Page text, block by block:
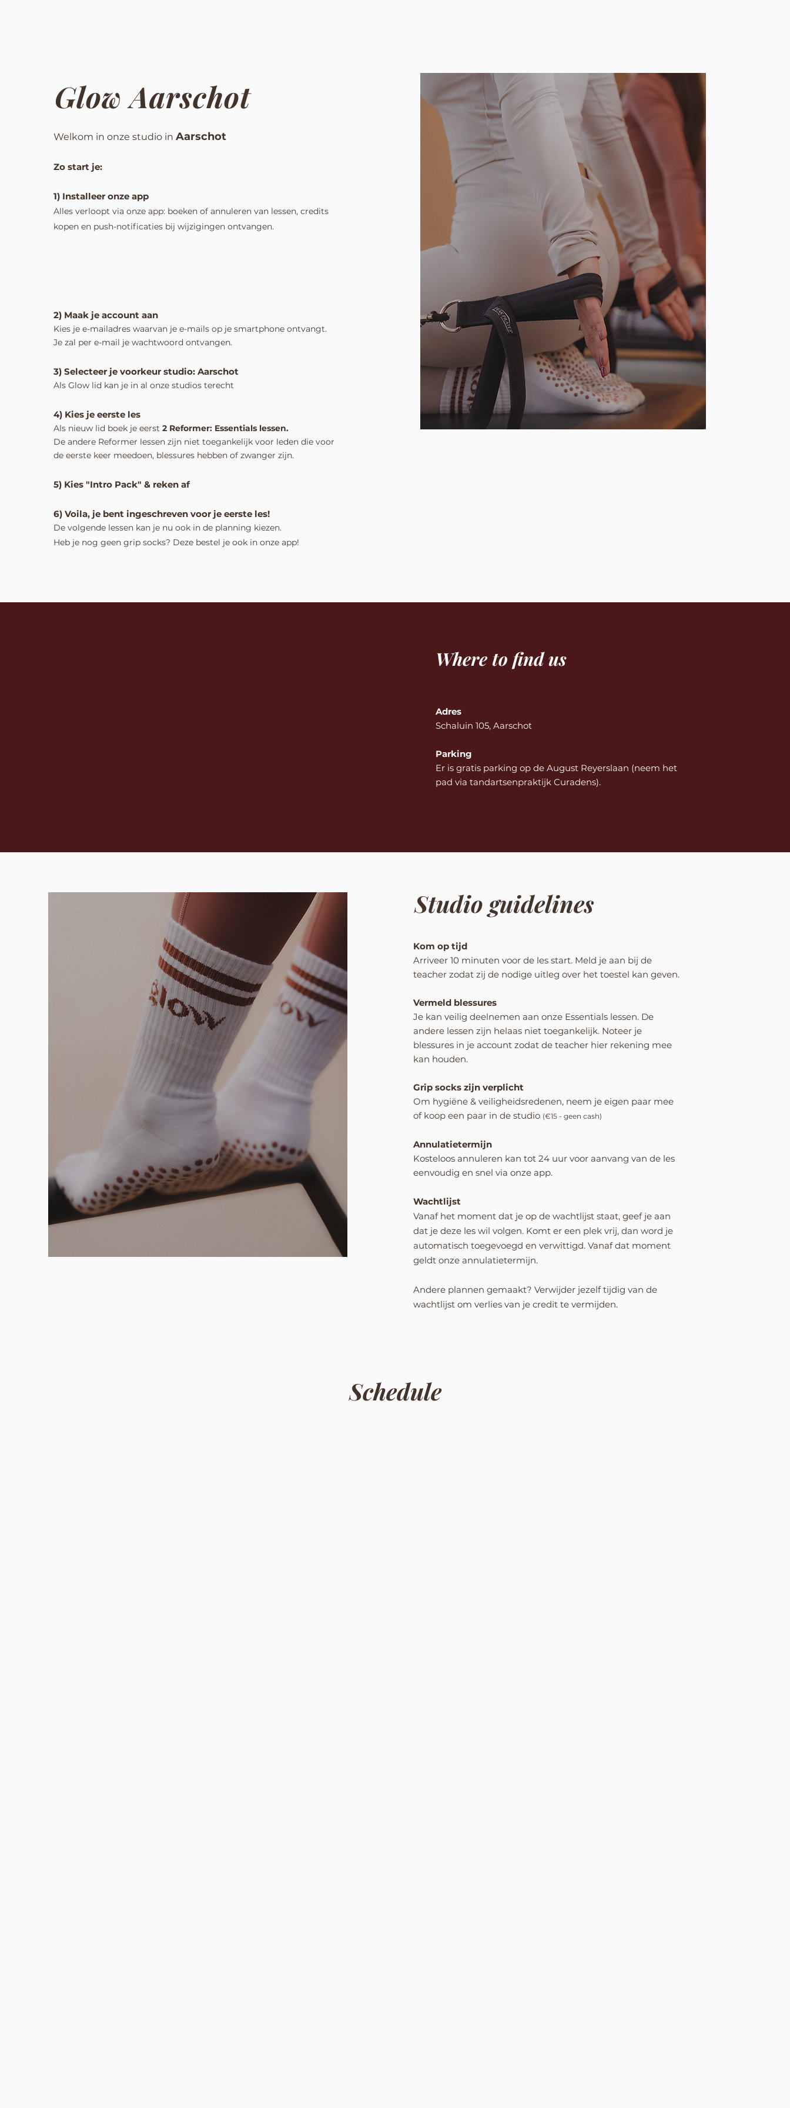
Glow Aarschot
Welkom in onze studio in Aarschot
Zo start je:
1) Installeer onze app
Alles verloopt via onze app: boeken of annuleren van lessen, credits
kopen en push-notificaties bij wijzigingen ontvangen.
2) Maak je account aan
Kies je e-mailadres waarvan je e-mails op je smartphone ontvangt.
Je zal per e-mail je wachtwoord ontvangen.
3) Selecteer je voorkeur studio: Aarschot
Als Glow lid kan je in al onze studios terecht
4) Kies je eerste les
Als nieuw lid boek je eerst 2 Reformer: Essentials lessen.
De andere Reformer lessen zijn niet toegankelijk voor leden die voor
de eerste keer meedoen, blessures hebben of zwanger zijn.
5) Kies "Intro Pack" & reken af
6) Voila, je bent ingeschreven voor je eerste les!
De volgende lessen kan je nu ook in de planning kiezen.
Heb je nog geen grip socks? Deze bestel je ook in onze app!​
Where to find us
​Adres
Schaluin 105, Aarschot
Parking
Er is gratis parking op de August Reyerslaan (neem het
pad via tandartsenpraktijk Curadens).
Studio guidelines
​Kom op tijd
Arriveer 10 minuten voor de les start. Meld je aan bij de
teacher zodat zij de nodige uitleg over het toestel kan geven.
Vermeld blessures
Je kan veilig deelnemen aan onze Essentials lessen. De
andere lessen zijn helaas niet toegankelijk. Noteer je
blessures in je account zodat de teacher hier rekening mee
kan houden.
Grip socks zijn verplicht
Om hygiëne & veiligheidsredenen, neem je eigen paar mee
of koop een paar in de studio (€15 - geen cash)
Annulatietermijn
Kosteloos annuleren kan tot 24 uur voor aanvang van de les
eenvoudig en snel via onze app.
Wachtlijst
Vanaf het moment dat je op de wachtlijst staat, geef je aan
dat je deze les wil volgen. Komt er een plek vrij, dan word je
automatisch toegevoegd en verwittigd. Vanaf dat moment
geldt onze annulatietermijn.
Andere plannen gemaakt? Verwijder jezelf tijdig van de
wachtlijst om verlies van je credit te vermijden.
Schedule